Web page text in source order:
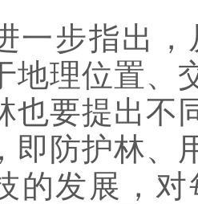
步指出，
地理位置、
也要提出不
即防护林、
的发展，